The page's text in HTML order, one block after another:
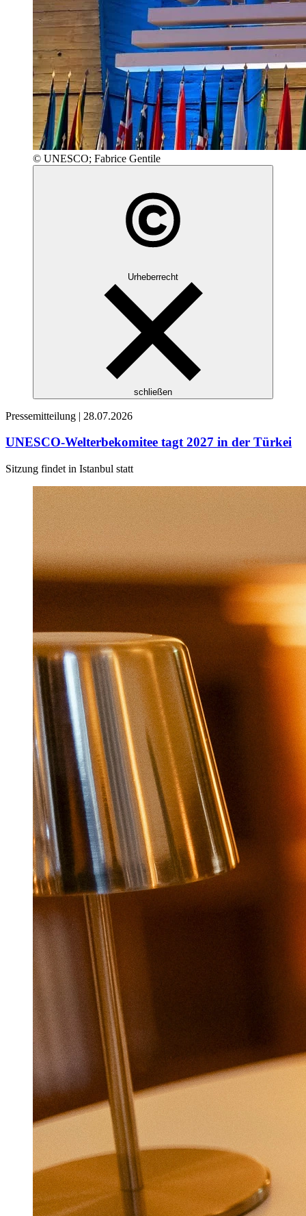
© UNESCO; Fabrice Gentile
Urheberrecht
schließen
Pressemitteilung | 28.07.2026
UNESCO-Welterbekomitee tagt 2027 in der Türkei
Sitzung findet in Istanbul statt